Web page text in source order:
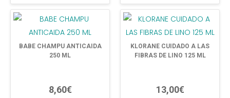
BABE CHAMPU ANTICAIDA
250 ML
8,60€
KLORANE CUIDADO A LAS
FIBRAS DE LINO 125 ML
13,00€